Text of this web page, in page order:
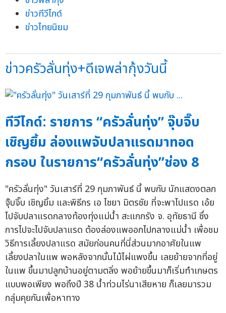
ข่าวทีวีไกด์
ข่าวไทยนิยม
ข่าวครัวลั่นทุ่ง+ดีเจพล่ากุ้งวันนี้
ทีวีไกด์: รายการ “ครัวลั่นทุ่ง” จุ๊บจิ๊บ
เชิญยิ้ม ล่องแพจับปลาแรดมาทอด
กรอบ ในรายการ“ครัวลั่นทุ่ง”ช่อง 8
"ครัวลั่นทุ่ง" วันเสาร์ที่ 29 กุมภาพันธ์ นี้ พบกับ นักแสดงตลก
จุ๊บจิ๊บ เชิญยิ้ม และพิธีกร เอ ไชยา มิตรชัย ที่จะพาไปแรด เอ้ย
ไปจับปลาแรดกลางท้องทุ่งแม่น้ำ สะแกกรัง จ. อุทัยธานี ซึ่ง
การไปจะไปจับปลาแรด ต้องล่องแพออกไปกลางแม่น้ำ เพื่อชม
วิธีการเลี้ยงปลาแรด สมัยก่อนคนที่นี่ส่วนมากอาศัยในแพ
เลี้ยงปลาในแพ พอหลังจากนั้นไม้ไผ่แพงขึ้น เลยย้ายจากที่อยู่
ในแพ ขึ้นมาปลูกบ้านอยู่ตามตลิ่ง พอย้ายขึ้นมาก็เริ่มทำเกษตร
แบบพอเพียง พอถึงปี 38 น้ำท่วมไร่นาเสียหาย ก็เลยมารวม
กลุ่มคุยกันเพื่อหาทาง